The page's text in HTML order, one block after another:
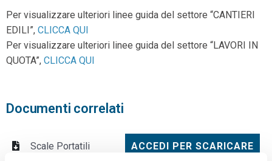
Per visualizzare ulteriori linee guida del settore “CANTIERI
EDILI”, CLICCA QUI
Per visualizzare ulteriori linee guida del settore “LAVORI IN
QUOTA”, CLICCA QUI
Documenti correlati
Scale Portatili ACCEDI PER SCARICARE